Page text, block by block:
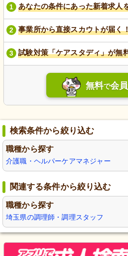
1 あなたの条件にあった新着求人
2 事業所から直接スカウトが届く
3 試験対策「ケアスタディ」が無
無料で会
検索条件から絞り込む
職種から探す
介護職・ヘルパーケアマネジャー
関連する条件から絞り込む
職種から探す
埼玉県の調理師・調理スタッフ